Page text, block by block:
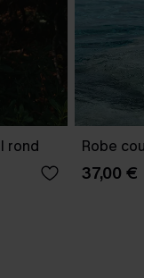
rond Robe
37,00 €